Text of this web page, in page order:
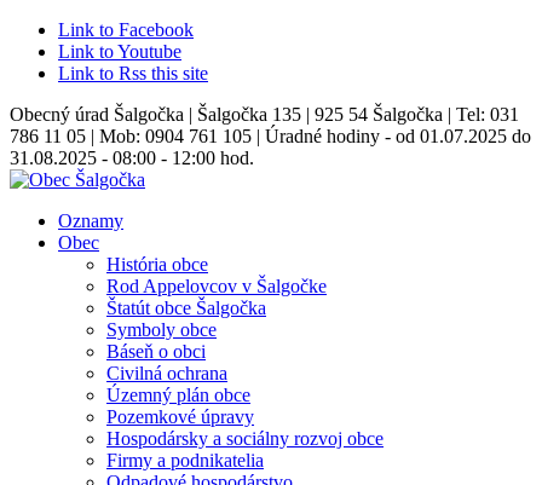
Link to Facebook
Link to Youtube
Link to Rss this site
Obecný úrad Šalgočka | Šalgočka 135 | 925 54 Šalgočka | Tel: 031
786 11 05 | Mob: 0904 761 105 | Úradné hodiny - od 01.07.2025 do
31.08.2025 - 08:00 - 12:00 hod.
Oznamy
Obec
História obce
Rod Appelovcov v Šalgočke
Štatút obce Šalgočka
Symboly obce
Báseň o obci
Civilná ochrana
Územný plán obce
Pozemkové úpravy
Hospodársky a sociálny rozvoj obce
Firmy a podnikatelia